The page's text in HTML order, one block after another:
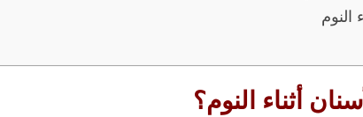
النوم
أثناء النوم؟